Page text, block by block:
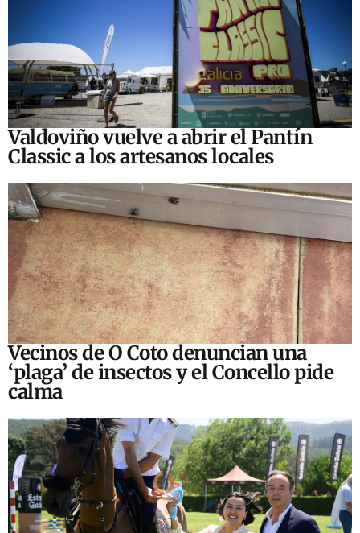
Valdoviño vuelve a abrir el Pantín
Classic a los artesanos locales
Vecinos de O Coto denuncian una
‘plaga’ de insectos y el Concello pide
calma